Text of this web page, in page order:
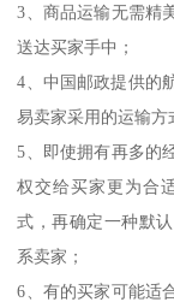
3、商品运输无需精
送达买家手中；
4、中国邮政提供的
易卖家采用的运输方
5、即使拥有再多的
权交给买家更为合
式，再确定一种默
系卖家；
6、有的买家可能适